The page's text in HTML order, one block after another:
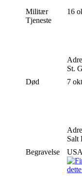
Militær
Tjeneste
16
St.
Død
7
Salt
Begravelse